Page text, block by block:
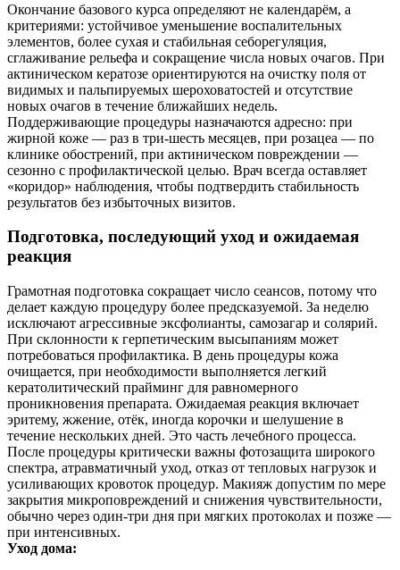
Окончание базового курса определяют не календарём, а
критериями: устойчивое уменьшение воспалительных
элементов, более сухая и стабильная себорегуляция,
сглаживание рельефа и сокращение числа новых очагов. При
актиническом кератозе ориентируются на очистку поля от
видимых и пальпируемых шероховатостей и отсутствие
новых очагов в течение ближайших недель.
Поддерживающие процедуры назначаются адресно: при
жирной коже — раз в три‑шесть месяцев, при розацеа — по
клинике обострений, при актиническом повреждении —
сезонно с профилактической целью. Врач всегда оставляет
«коридор» наблюдения, чтобы подтвердить стабильность
результатов без избыточных визитов.
Подготовка, последующий уход и ожидаемая
реакция
Грамотная подготовка сокращает число сеансов, потому что
делает каждую процедуру более предсказуемой. За неделю
исключают агрессивные эксфолианты, самозагар и солярий.
При склонности к герпетическим высыпаниям может
потребоваться профилактика. В день процедуры кожа
очищается, при необходимости выполняется легкий
кератолитический прайминг для равномерного
проникновения препарата. Ожидаемая реакция включает
эритему, жжение, отёк, иногда корочки и шелушение в
течение нескольких дней. Это часть лечебного процесса.
После процедуры критически важны фотозащита широкого
спектра, атравматичный уход, отказ от тепловых нагрузок и
усиливающих кровоток процедур. Макияж допустим по мере
закрытия микроповреждений и снижения чувствительности,
обычно через один‑три дня при мягких протоколах и позже —
при интенсивных.
Уход дома: